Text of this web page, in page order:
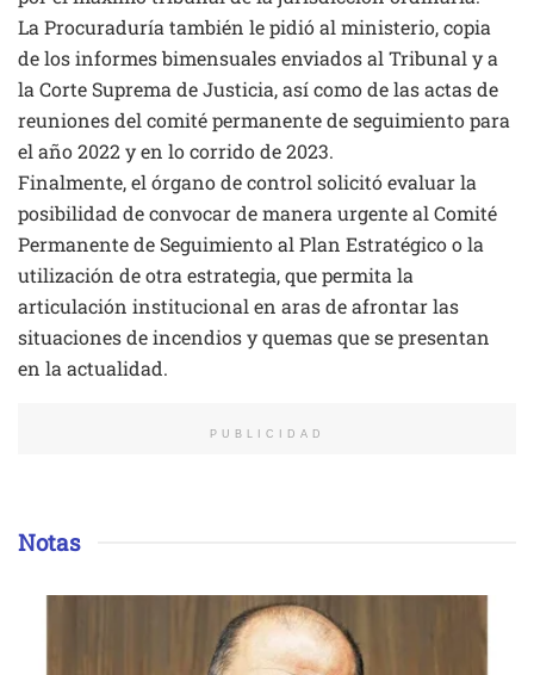
La Procuraduría también le pidió al ministerio, copia
de los informes bimensuales enviados al Tribunal y a
la Corte Suprema de Justicia, así como de las actas de
reuniones del comité permanente de seguimiento para
el año 2022 y en lo corrido de 2023.
Finalmente, el órgano de control solicitó evaluar la
posibilidad de convocar de manera urgente al Comité
Permanente de Seguimiento al Plan Estratégico o la
utilización de otra estrategia, que permita la
articulación institucional en aras de afrontar las
situaciones de incendios y quemas que se presentan
en la actualidad.
PUBLICIDAD
Notas